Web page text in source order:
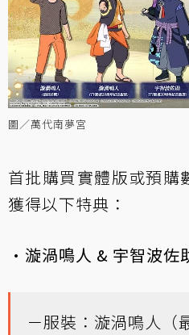
圖／萬代南夢宮
首批購買實體版或預購
獲得以下特典：
·漩渦鳴人 & 宇智波佐
－服裝：漩渦鳴人（